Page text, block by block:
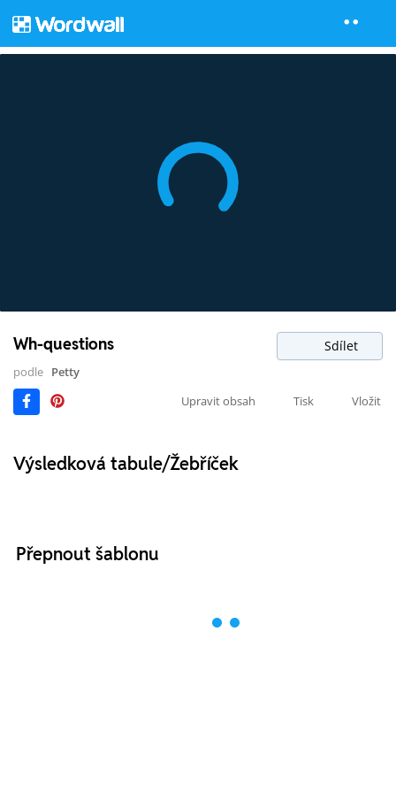
Wh-questions Sdílet
podle Petty
Upravit obsah
Tisk Vložit
Výsledková tabule/Žebříček
Přepnout šablonu